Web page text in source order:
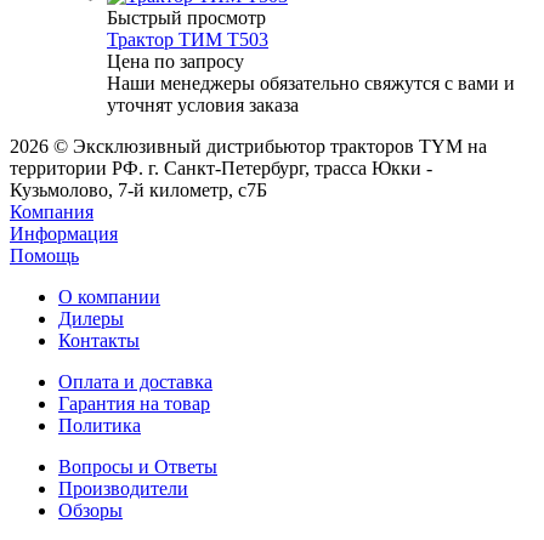
Быстрый просмотр
Трактор ТИМ Т503
Цена по запросу
Наши менеджеры обязательно свяжутся с вами и
уточнят условия заказа
2026 © Эксклюзивный дистрибьютор тракторов TYM на
территории РФ. г. Санкт-Петербург, трасса Юкки -
Кузьмолово, 7-й километр, с7Б
Компания
Информация
Помощь
О компании
Дилеры
Контакты
Оплата и доставка
Гарантия на товар
Политика
Вопросы и Ответы
Производители
Обзоры